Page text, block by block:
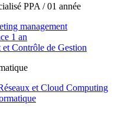
PPA / 01 année
management
1 an
Contrôle de Gestion
et Cloud Computing